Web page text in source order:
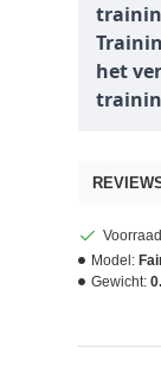
het
Model:
Gewicht: